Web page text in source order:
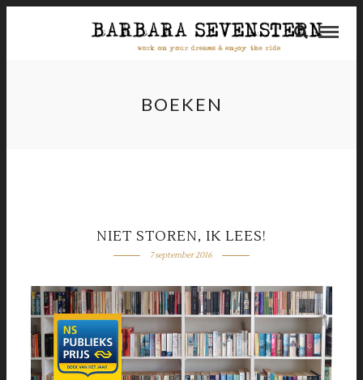
BOEKEN
NIET STOREN, IK LEES!
7 september 2016